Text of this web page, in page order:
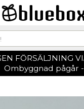
FÖRSÄLJNING
Ombyggnad pågår -